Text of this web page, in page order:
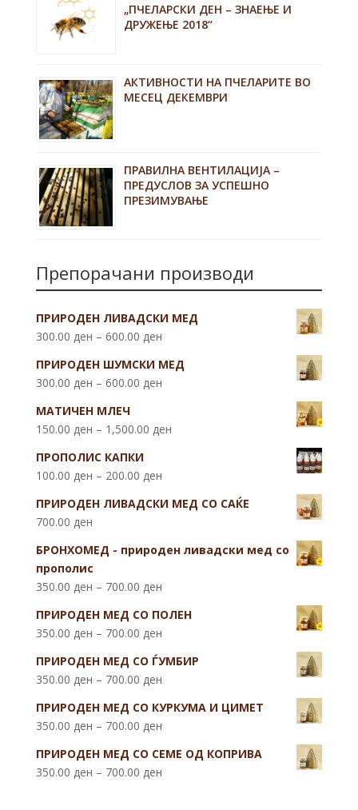
„ПЧЕЛАРСКИ ДЕН – ЗНАЕЊЕ И
ДРУЖЕЊЕ 2018“
АКТИВНОСТИ НА ПЧЕЛАРИТЕ ВО
МЕСЕЦ ДЕКЕМВРИ
ПРАВИЛНА ВЕНТИЛАЦИЈА –
ПРЕДУСЛОВ ЗА УСПЕШНО
ПРЕЗИМУВАЊЕ
Препорачани производи
ПРИРОДЕН ЛИВАДСКИ МЕД
300.00 ден – 600.00 ден
ПРИРОДЕН ШУМСКИ МЕД
300.00 ден – 600.00 ден
МАТИЧЕН МЛЕЧ
150.00 ден – 1,500.00 ден
ПРОПОЛИС КАПКИ
100.00 ден – 200.00 ден
ПРИРОДЕН ЛИВАДСКИ МЕД СО САЌЕ
700.00 ден
БРОНХОМЕД - природен ливадски мед со
прополис
350.00 ден – 700.00 ден
ПРИРОДЕН МЕД СО ПОЛЕН
350.00 ден – 700.00 ден
ПРИРОДЕН МЕД СО ЃУМБИР
350.00 ден – 700.00 ден
ПРИРОДЕН МЕД СО КУРКУМА И ЦИМЕТ
350.00 ден – 700.00 ден
ПРИРОДЕН МЕД СО СЕМЕ ОД КОПРИВА
350.00 ден – 700.00 ден